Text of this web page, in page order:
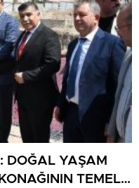
DOĞAL YAŞAM
TEMELİ